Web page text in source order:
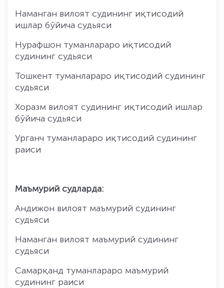
Наманган вилоят судининг иқтисодий
ишлар бўйича судьяси
Нурафшон туманлараро иқтисодий
судининг судьяси
Тошкент туманлараро иқтисодий судининг
судьяси
Хоразм вилоят судининг иқтисодий ишлар
бўйича судьяси
Урганч туманлараро иқтисодий судининг
раиси
Маъмурий судларда:
Андижон вилоят маъмурий судининг
судьяси
Наманган вилоят маъмурий судининг
судьяси
Самарқанд туманлараро маъмурий
судининг раиси